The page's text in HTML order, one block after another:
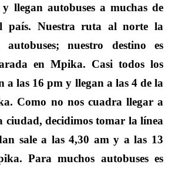
llegan autobuses a muchas de
país. Nuestra ruta al norte la
autobuses; nuestro destino es
en Mpika. Casi todos los
a las 16 pm y llegan a las 4 de la
Como no nos cuadra llegar a
ciudad, decidimos tomar la línea
sale a las 4,30 am y a las 13
Para muchos autobuses es